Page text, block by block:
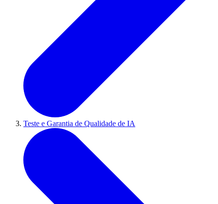
Teste e Garantia de Qualidade de IA